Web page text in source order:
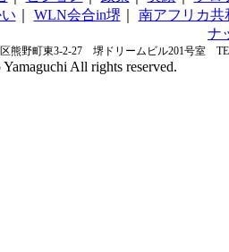
WLN会合in堺
南アフリカ共
ナ
熊野町東3-2-27 堺ドリームビル201号室
All rights reserved.